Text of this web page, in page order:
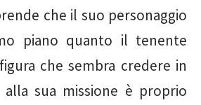
che il suo personaggio
piano quanto il tenente
che sembra credere in
sua missione è proprio